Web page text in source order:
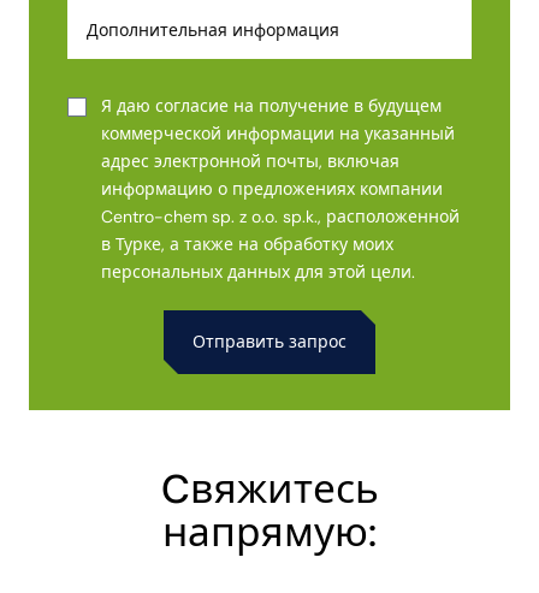
Я даю согласие на получение в будущем
коммерческой информации на указанный
адрес электронной почты, включая
информацию о предложениях компании
Centro-chem sp. z o.o. sp.k., расположенной
в Турке, а также на обработку моих
персональных данных для этой цели.
Cвяжитесь
напрямую: